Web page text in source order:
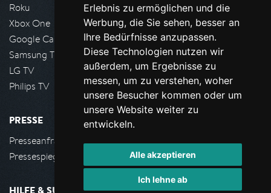
Erlebnis zu ermöglichen und die
Werbung, die Sie sehen, besser an
Ihre Bedürfnisse anzupassen.
Diese Technologien nutzen wir
außerdem, um Ergebnisse zu
messen, um zu verstehen, woher
unsere Besucher kommen oder um
unsere Website weiter zu
entwickeln.
Alle akzeptieren
Ich lehne ab
Roku
Xbox One
Google Cast
Samsung TV
LG TV
Philips TV
PRESSE
Presseanfrage stellen
Pressespiegel
HILFE & SUPPORT